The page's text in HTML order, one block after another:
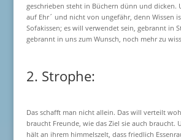
geschrieben steht in Büchern dünn und dicken.
auf Ehr´ und nicht von ungefähr, denn Wissen
Sofakissen; es will verwendet sein, gebrannt in
gebrannt in uns zum Wunsch, noch mehr zu
2. Strophe:
Das schafft man nicht allein. Das will verteilt
braucht Freunde, wie das Ziel sie auch braucht.
hält an ihrem himmelszelt, dass friedlich